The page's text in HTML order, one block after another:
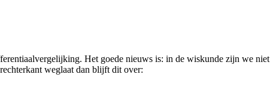
Het goede nieuws is: in de wiskunde zijn we niet
weglaat dan blijft dit over: